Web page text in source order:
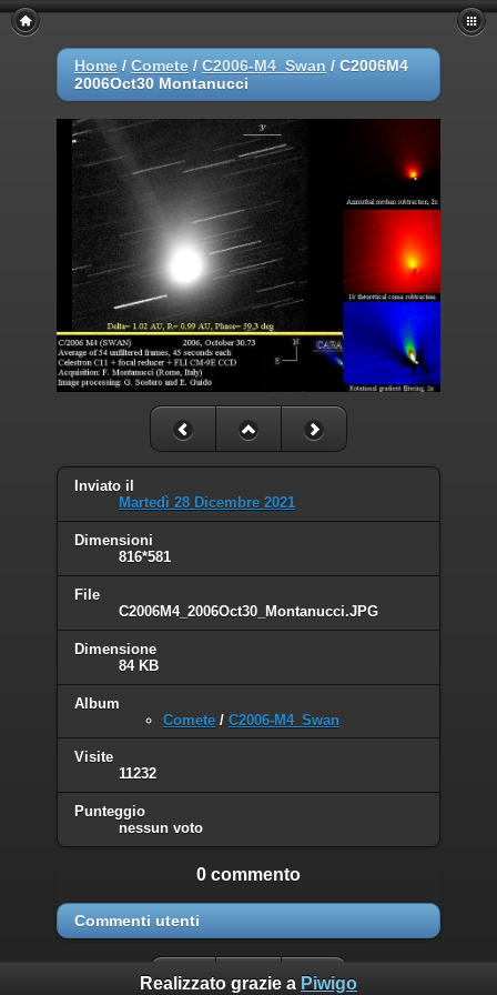
Home / Comete / C2006-M4_Swan / C2006M4
2006Oct30 Montanucci
Inviato il
Martedì 28 Dicembre 2021
Dimensioni
816*581
File
C2006M4_2006Oct30_Montanucci.JPG
Dimensione
84 KB
Album
Comete / C2006-M4_Swan
Visite
11232
Punteggio
nessun voto
0 commento
Commenti utenti
Realizzato grazie a Piwigo